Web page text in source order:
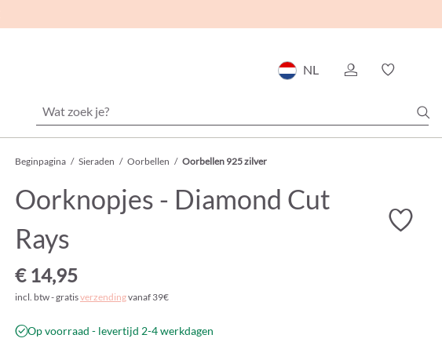
NL
Beginpagina / Sieraden / Oorbellen / Oorbellen 925 zilver
Oorknopjes - Diamond Cut
Rays
€ 14,95
incl. btw - gratisverzendingvanaf 39€
Op voorraad - levertijd 2-4 werkdagen